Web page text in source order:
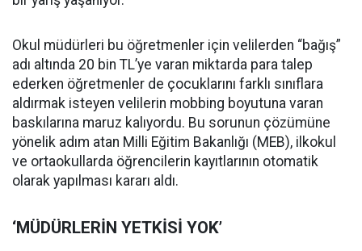
Okul müdürleri bu öğretmenler için velilerden “bağış”
adı altında 20 bin TL’ye varan miktarda para talep
ederken öğretmenler de çocuklarını farklı sınıflara
aldırmak isteyen velilerin mobbing boyutuna varan
baskılarına maruz kalıyordu. Bu sorunun çözümüne
yönelik adım atan Milli Eğitim Bakanlığı (MEB), ilkokul
ve ortaokullarda öğrencilerin kayıtlarının otomatik
olarak yapılması kararı aldı.
‘MÜDÜRLERİN YETKİSİ YOK’